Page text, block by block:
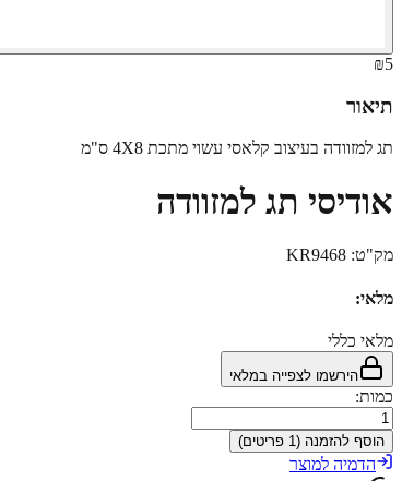
₪5
תיאור
תג למזוודה בעיצוב קלאסי עשוי מתכת 4X8 ס"מ
אודיסי תג למזוודה
מק"ט: KR9468
מלאי:
מלאי כללי
הירשמו לצפייה במלאי
כמות:
הוסף להזמנה (1 פריטים)
הדמיה למוצר